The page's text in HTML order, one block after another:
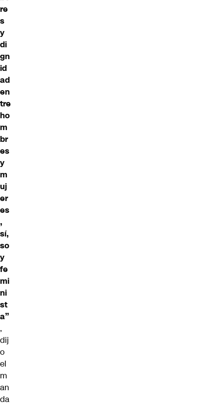
re
s
y
di
gn
id
ad
en
tre
ho
m
br
es
y
m
uj
er
es
,
sí,
so
y
fe
mi
ni
st
a”
,
dij
o
el
m
an
da